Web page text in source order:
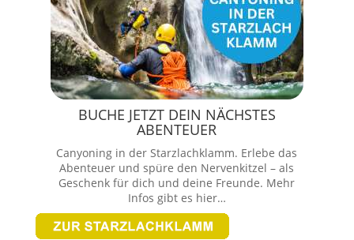
BUCHE JETZT DEIN NÄCHSTES
ABENTEUER
Canyoning in der Starzlachklamm. Erlebe das
Abenteuer und spüre den Nervenkitzel – als
Geschenk für dich und deine Freunde. Mehr
Infos gibt es hier…